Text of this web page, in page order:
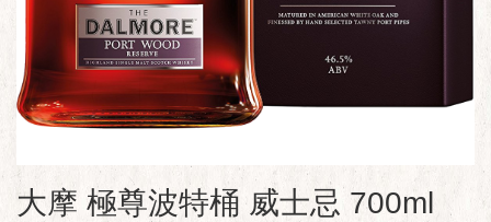
大摩 極尊波特桶 威士忌 700ml